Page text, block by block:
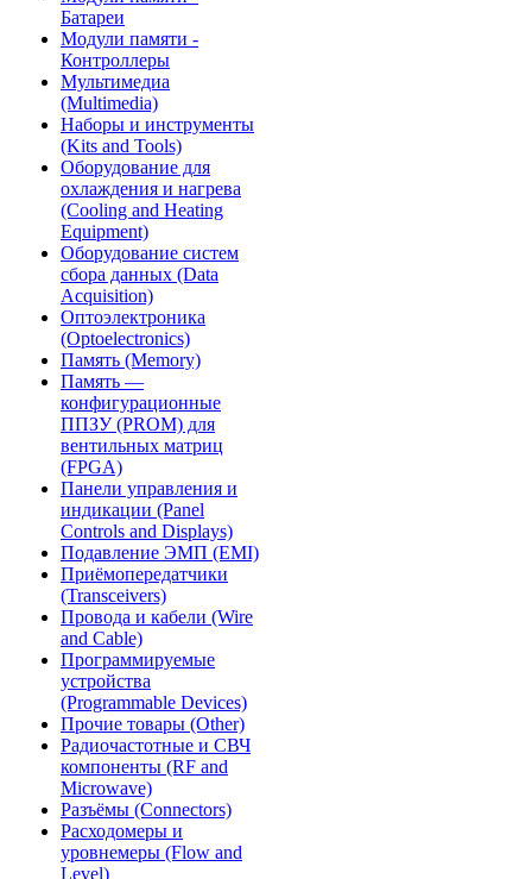
Батареи
Модули памяти -
Контроллеры
Мультимедиа
(Multimedia)
Наборы и инструменты
(Kits and Tools)
Оборудование для
охлаждения и нагрева
(Cooling and Heating
Equipment)
Оборудование систем
сбора данных (Data
Acquisition)
Оптоэлектроника
(Optoelectronics)
Память (Memory)
Память —
конфигурационные
ППЗУ (PROM) для
вентильных матриц
(FPGA)
Панели управления и
индикации (Panel
Controls and Displays)
Подавление ЭМП (EMI)
Приёмопередатчики
(Transceivers)
Провода и кабели (Wire
and Cable)
Программируемые
устройства
(Programmable Devices)
Прочие товары (Other)
Радиочастотные и СВЧ
компоненты (RF and
Microwave)
Разъёмы (Connectors)
Расходомеры и
уровнемеры (Flow and
Level)